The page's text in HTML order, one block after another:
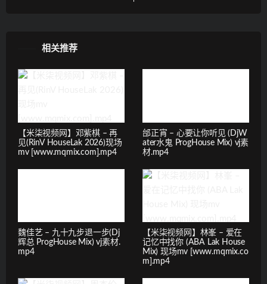
相关推荐
【米柒视频网】邓紫棋 – 再
见(RinV HouseLak 2026)现场
mv [www.mqmix.com].mp4
邰正宵 – 心要让你听见 (DjW
ater水鬼 ProgHouse Mix) vj素
材.mp4
魏佳艺 – 九十九步退一步(Dj
辉总 ProgHouse Mix) vj素材.
mp4
【米柒视频网】林峯 – 爱在
记忆中找你 (ABA Lak House
Mix) 现场mv [www.mqmix.co
m].mp4